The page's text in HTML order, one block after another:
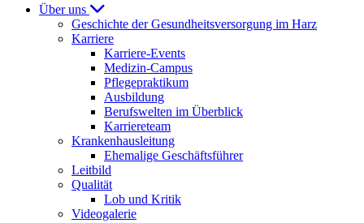
Über uns
Geschichte der Gesundheitsversorgung im Harz
Karriere
Karriere-Events
Medizin-Campus
Pflegepraktikum
Ausbildung
Berufswelten im Überblick
Karriereteam
Krankenhausleitung
Ehemalige Geschäftsführer
Leitbild
Qualität
Lob und Kritik
Videogalerie